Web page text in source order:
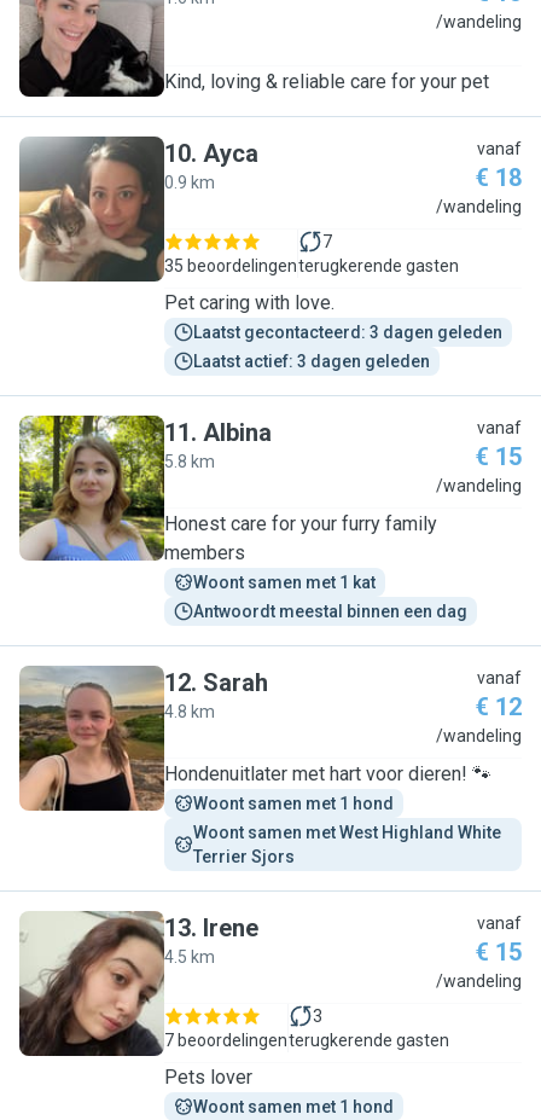
A /wandeling
Kind, loving & reliable care for your pet
A
10. Ayca
0.9 km
vanaf
€ 18
/wandeling
35 beoordelingen
7
terugkerende gasten
Pet caring with love.
Laatst gecontacteerd: 3 dagen geleden
Laatst actief: 3 dagen geleden
A
11. Albina
5.8 km
vanaf
€ 15
/wandeling
Honest care for your furry family
members
Woont samen met 1 kat
Antwoordt meestal binnen een dag
S
12. Sarah
4.8 km
vanaf
€ 12
/wandeling
Hondenuitlater met hart voor dieren! 🐾
Woont samen met 1 hond
Woont samen met West Highland White
Terrier Sjors
I
13. Irene
4.5 km
vanaf
€ 15
/wandeling
7 beoordelingen
3
terugkerende gasten
Pets lover
Woont samen met 1 hond